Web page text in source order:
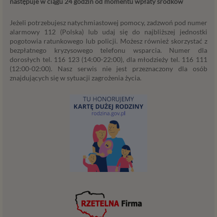
Jeżeli potrzebujesz natychmiastowej pomocy, zadzwoń pod numer
alarmowy 112 (Polska) lub udaj się do najbliższej jednostki
pogotowia ratunkowego lub policji. Możesz również skorzystać z
bezpłatnego kryzysowego telefonu wsparcia. Numer dla
dorosłych tel. 116 123 (14:00-22:00), dla młodzieży tel. 116 111
(12:00-02:00). Nasz serwis nie jest przeznaczony dla osób
znajdujących się w sytuacji zagrożenia życia.
nie musisz jej udzielać. Dzięki naszemu rozwiązaniu
masz również możliwość ograniczenia zakresu lub
zmiany zgody w dowolnym momencie.
Twoje dane, w ramach naszych usług, przetwarzane będą
wyłącznie w przypadku posiadania przez nas lub inny
podmiot przetwarzający dane jednej z dopuszczonych
dostosowanym do danej podstawy, zgodnie z opisem
powyżej. Twoje dane przetwarzane będą do czasu
istnienia podstawy do ich przetwarzania – czyli w
przypadku udzielenia zgody do momentu jej cofnięcia,
ograniczenia lub innych działań z Twojej strony
ograniczających tę zgodę, w przypadku niezbędności
danych do wykonania umowy – przez czas jej
administratora – do czasu istnienia tego uzasadnionego